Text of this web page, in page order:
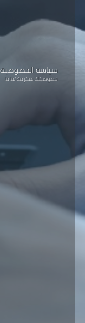
سياسة الخصوصية
خصوصيتك محترمة تماما